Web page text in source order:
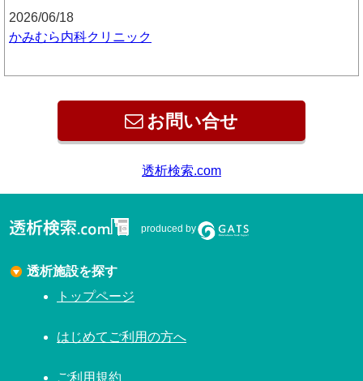
2026/06/18
かみむら内科クリニック
お問い合せ
produced by
透析施設を探す
トップページ
はじめてご利用の方へ
ご利用規約